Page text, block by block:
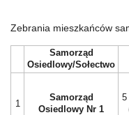
Zebrania mieszkańców
Samorząd
Osiedlowy/Sołectwo
1
Samorząd
Osiedlowy Nr 1
5